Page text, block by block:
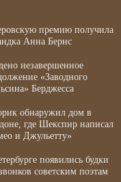
премию получила
Анна Бернс
незавершенное
«Заводного
Берджесса
обнаружил дом в
где Шекспир написал
и Джульетту»
появились будки
советским поэтам